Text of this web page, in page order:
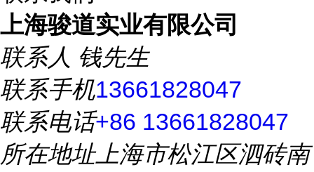
上海骏道实业有限公司
联系人 钱先生
联系手机13661828047
联系电话+86 13661828047
所在地址上海市松江区泗砖南